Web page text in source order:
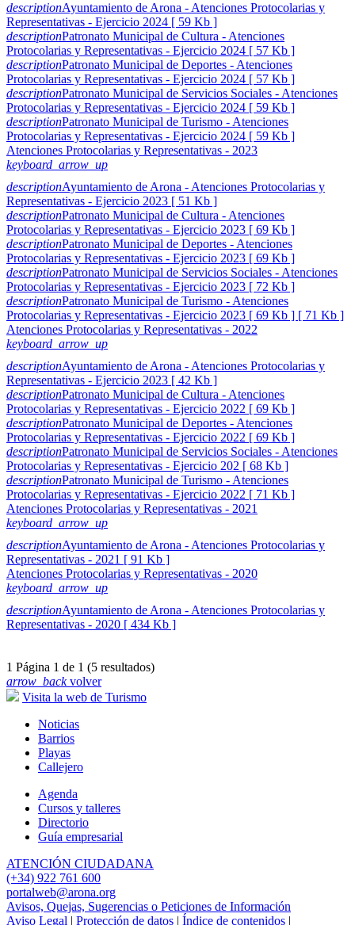
descriptionAyuntamiento de Arona - Atenciones Protocolarias y
Representativas - Ejercicio 2024 [ 59 Kb ]
descriptionPatronato Municipal de Cultura - Atenciones
Protocolarias y Representativas - Ejercicio 2024 [ 57 Kb ]
descriptionPatronato Municipal de Deportes - Atenciones
Protocolarias y Representativas - Ejercicio 2024 [ 57 Kb ]
descriptionPatronato Municipal de Servicios Sociales - Atenciones
Protocolarias y Representativas - Ejercicio 2024 [ 59 Kb ]
descriptionPatronato Municipal de Turismo - Atenciones
Protocolarias y Representativas - Ejercicio 2024 [ 59 Kb ]
Atenciones Protocolarias y Representativas - 2023
keyboard_arrow_up
descriptionAyuntamiento de Arona - Atenciones Protocolarias y
Representativas - Ejercicio 2023 [ 51 Kb ]
descriptionPatronato Municipal de Cultura - Atenciones
Protocolarias y Representativas - Ejercicio 2023 [ 69 Kb ]
descriptionPatronato Municipal de Deportes - Atenciones
Protocolarias y Representativas - Ejercicio 2023 [ 69 Kb ]
descriptionPatronato Municipal de Servicios Sociales - Atenciones
Protocolarias y Representativas - Ejercicio 2023 [ 72 Kb ]
descriptionPatronato Municipal de Turismo - Atenciones
Protocolarias y Representativas - Ejercicio 2023 [ 69 Kb ] [ 71 Kb ]
Atenciones Protocolarias y Representativas - 2022
keyboard_arrow_up
descriptionAyuntamiento de Arona - Atenciones Protocolarias y
Representativas - Ejercicio 2023 [ 42 Kb ]
descriptionPatronato Municipal de Cultura - Atenciones
Protocolarias y Representativas - Ejercicio 2022 [ 69 Kb ]
descriptionPatronato Municipal de Deportes - Atenciones
Protocolarias y Representativas - Ejercicio 2022 [ 69 Kb ]
descriptionPatronato Municipal de Servicios Sociales - Atenciones
Protocolarias y Representativas - Ejercicio 202 [ 68 Kb ]
descriptionPatronato Municipal de Turismo - Atenciones
Protocolarias y Representativas - Ejercicio 2022 [ 71 Kb ]
Atenciones Protocolarias y Representativas - 2021
keyboard_arrow_up
descriptionAyuntamiento de Arona - Atenciones Protocolarias y
Representativas - 2021 [ 91 Kb ]
Atenciones Protocolarias y Representativas - 2020
keyboard_arrow_up
descriptionAyuntamiento de Arona - Atenciones Protocolarias y
Representativas - 2020 [ 434 Kb ]
1 Página 1 de 1 (5 resultados)
arrow_backvolver
Visita la web de Turismo
Noticias
Barrios
Playas
Callejero
Agenda
Cursos y talleres
Directorio
Guía empresarial
ATENCIÓN CIUDADANA
(+34) 922 761 600
portalweb@arona.org
Avisos, Quejas, Sugerencias o Peticiones de Información
Aviso Legal | Protección de datos | Índice de contenidos |